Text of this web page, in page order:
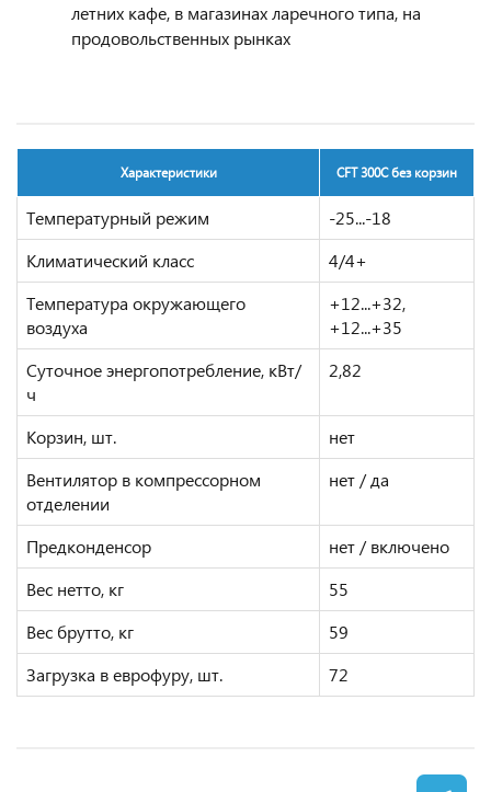
летних кафе, в магазинах ларечного типа, на
продовольственных рынках
Характеристики CFT 300C без корзин
Температурный режим
-25...-18
Климатический класс
4/4+
Температура окружающего
воздуха
+12...+32,
+12...+35
Суточное энергопотребление, кВт/
ч
2,82
Корзин, шт.
нет
Вентилятор в компрессорном
отделении
нет / да
Предконденсор
нет / включено
Вес нетто, кг
55
Вес брутто, кг
59
Загрузка в еврофуру, шт.
72